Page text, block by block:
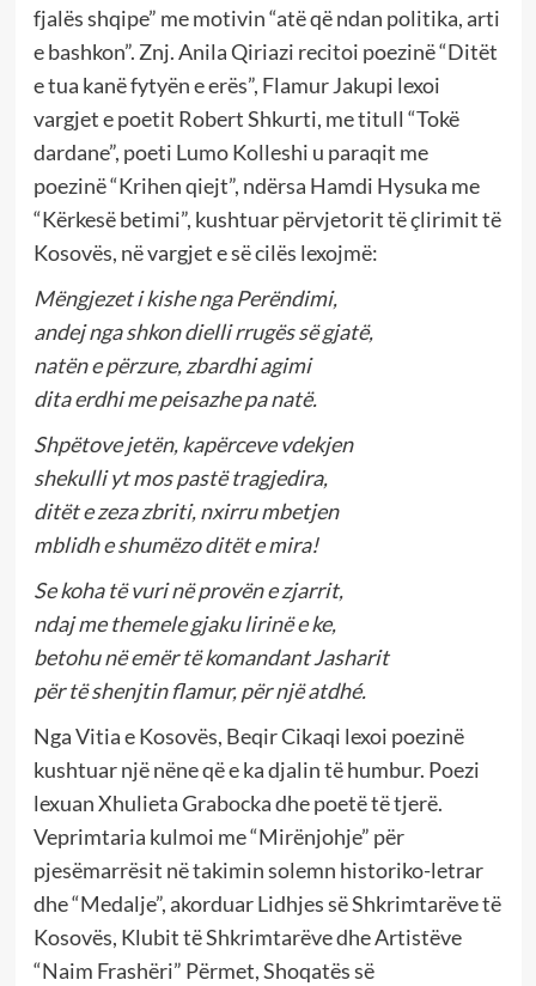
fjalës shqipe” me motivin “atë që ndan politika, arti
e bashkon”. Znj. Anila Qiriazi recitoi poezinë “Ditët
e tua kanë fytyën e erës”, Flamur Jakupi lexoi
vargjet e poetit Robert Shkurti, me titull “Tokë
dardane”, poeti Lumo Kolleshi u paraqit me
poezinë “Krihen qiejt”, ndërsa Hamdi Hysuka me
“Kërkesë betimi”, kushtuar përvjetorit të çlirimit të
Kosovës, në vargjet e së cilës lexojmë:
Mëngjezet i kishe nga Perëndimi,
andej nga shkon dielli rrugës së gjatë,
natën e përzure, zbardhi agimi
dita erdhi me peisazhe pa natë.
Shpëtove jetën, kapërceve vdekjen
shekulli yt mos pastë tragjedira,
ditët e zeza zbriti, nxirru mbetjen
mblidh e shumëzo ditët e mira!
Se koha të vuri në provën e zjarrit,
ndaj me themele gjaku lirinë e ke,
betohu në emër të komandant Jasharit
për të shenjtin flamur, për një atdhé.
Nga Vitia e Kosovës, Beqir Cikaqi lexoi poezinë
kushtuar një nëne që e ka djalin të humbur. Poezi
lexuan Xhulieta Grabocka dhe poetë të tjerë.
Veprimtaria kulmoi me “Mirënjohje” për
pjesëmarrësit në takimin solemn historiko-letrar
dhe “Medalje”, akorduar Lidhjes së Shkrimtarëve të
Kosovës, Klubit të Shkrimtarëve dhe Artistëve
“Naim Frashëri” Përmet, Shoqatës së